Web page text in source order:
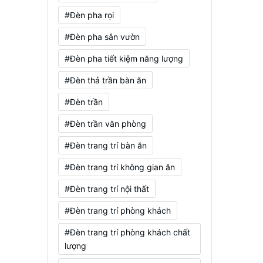
#Đèn pha rọi
#Đèn pha sân vườn
#Đèn pha tiết kiệm năng lượng
#Đèn thả trần bàn ăn
#Đèn trần
#Đèn trần văn phòng
#Đèn trang trí bàn ăn
#Đèn trang trí không gian ăn
#Đèn trang trí nội thất
#Đèn trang trí phòng khách
#Đèn trang trí phòng khách chất
lượng